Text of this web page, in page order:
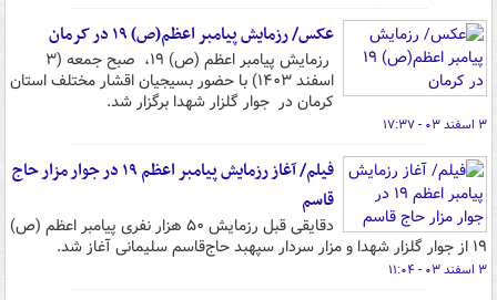
عکس/ رزمایش پیامبر اعظم(ص) ۱۹ در کرمان
رزمایش پیامبر اعظم (ص) ۱۹، صبح جمعه (۳
اسفند ۱۴۰۳) با حضور بسیجیان اقشار مختلف استان
کرمان در جوار گلزار شهدا برگزار شد.
۳ اسفند ۰۳ - ۱۷:۳۷
فیلم/ آغاز رزمایش پیامبر اعظم ۱۹ در جوار مزار حاج
قاسم
دقایقی قبل رزمایش ۵۰ هزار نفری پیامبر اعظم (ص)
۱۹ از جوار گلزار شهدا و مزار سردار سپهبد حاج‌قاسم سلیمانی آغاز شد.
۳ اسفند ۰۳ - ۱۱:۰۴